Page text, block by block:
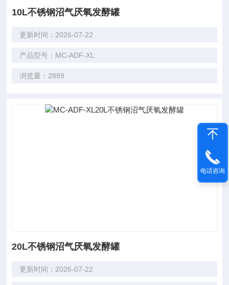
10L不锈钢沼气厌氧发酵罐
更新时间：2026-07-22
产品型号：MC-ADF-XL
浏览量：2889
20L不锈钢沼气厌氧发酵罐
更新时间：2026-07-22
电话咨询